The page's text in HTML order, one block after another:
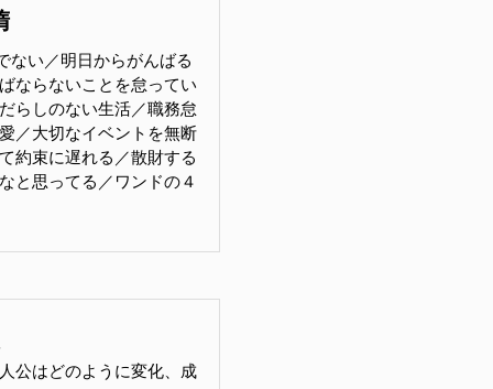
ない／明日からがんばる
ならないことを怠ってい
らしのない生活／職務怠
／大切なイベントを無断
約束に遅れる／散財する
と思ってる／ワンドの４
公はどのように変化、成